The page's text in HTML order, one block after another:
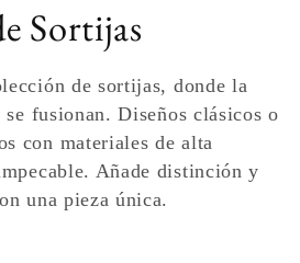
Sortijas
de sortijas, donde la
fusionan. Diseños clásicos o
con materiales de alta
Añade distinción y
una pieza única.